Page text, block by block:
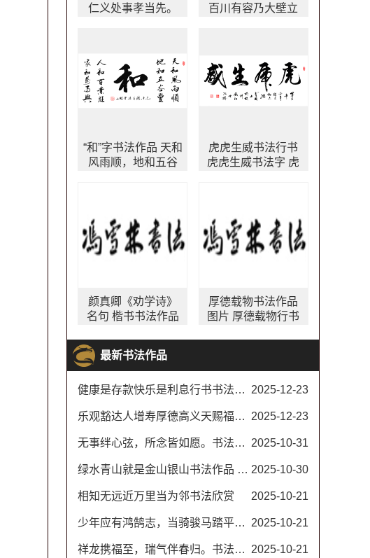
仁义处事孝当先。
百川有容乃大壁立
“和”字书法作品 天和
风雨顺，地和五谷
虎虎生威书法行书
虎虎生威书法字 虎
颜真卿《劝学诗》
名句 楷书书法作品
厚德载物书法作品
图片 厚德载物行书
最新书法作品
2025-12-23
健康是存款快乐是利息行书书法对联
2025-12-23
乐观豁达人增寿厚德高义天赐福书法楷书
2025-10-31
无事绊心弦，所念皆如愿。书法图片
2025-10-30
绿水青山就是金山银山书法作品 名家毛笔行书图片
2025-10-21
相知无远近万里当为邻书法欣赏
2025-10-21
少年应有鸿鹄志，当骑骏马踏平川。励志书法对联
2025-10-21
祥龙携福至，瑞气伴春归。书法春联